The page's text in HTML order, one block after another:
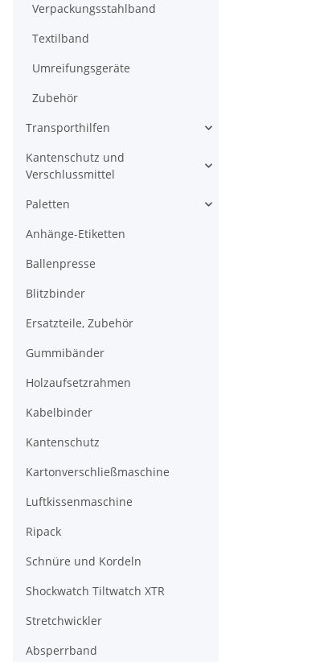
Verpackungsstahlband
Textilband
Umreifungsgeräte
Zubehör
Transporthilfen
Kantenschutz und
Verschlussmittel
Paletten
Anhänge-Etiketten
Ballenpresse
Blitzbinder
Ersatzteile, Zubehör
Gummibänder
Holzaufsetzrahmen
Kabelbinder
Kantenschutz
Kartonverschließmaschine
Luftkissenmaschine
Ripack
Schnüre und Kordeln
Shockwatch Tiltwatch XTR
Stretchwickler
Absperrband